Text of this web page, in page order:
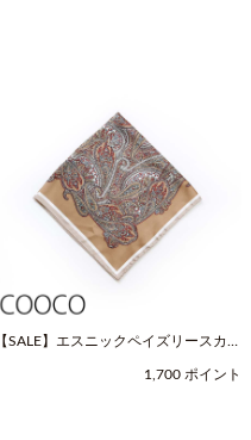
【SALE】エスニックペイズリースカー
1,700 ポイント